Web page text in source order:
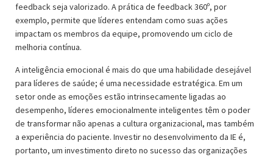
feedback seja valorizado. A prática de feedback 360º, por
exemplo, permite que líderes entendam como suas ações
impactam os membros da equipe, promovendo um ciclo de
melhoria contínua.
A inteligência emocional é mais do que uma habilidade desejável
para líderes de saúde; é uma necessidade estratégica. Em um
setor onde as emoções estão intrinsecamente ligadas ao
desempenho, líderes emocionalmente inteligentes têm o poder
de transformar não apenas a cultura organizacional, mas também
a experiência do paciente. Investir no desenvolvimento da IE é,
portanto, um investimento direto no sucesso das organizações